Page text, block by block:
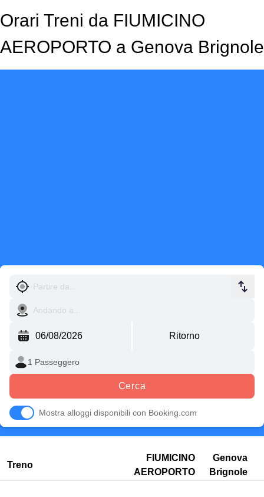
Orari Treni da FIUMICINO
AEROPORTO a Genova Brignole
Cerca
Mostra alloggi disponibili con Booking.com
Treno
FIUMICINO
AEROPORTO
Genova
Brignole